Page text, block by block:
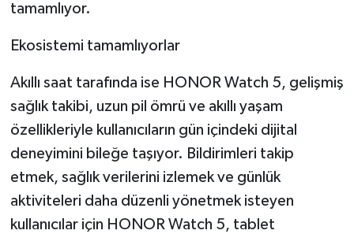
tamamlıyor.
Ekosistemi tamamlıyorlar
Akıllı saat tarafında ise HONOR Watch 5, gelişmiş
sağlık takibi, uzun pil ömrü ve akıllı yaşam
özellikleriyle kullanıcıların gün içindeki dijital
deneyimini bileğe taşıyor. Bildirimleri takip
etmek, sağlık verilerini izlemek ve günlük
aktiviteleri daha düzenli yönetmek isteyen
kullanıcılar için HONOR Watch 5, tablet